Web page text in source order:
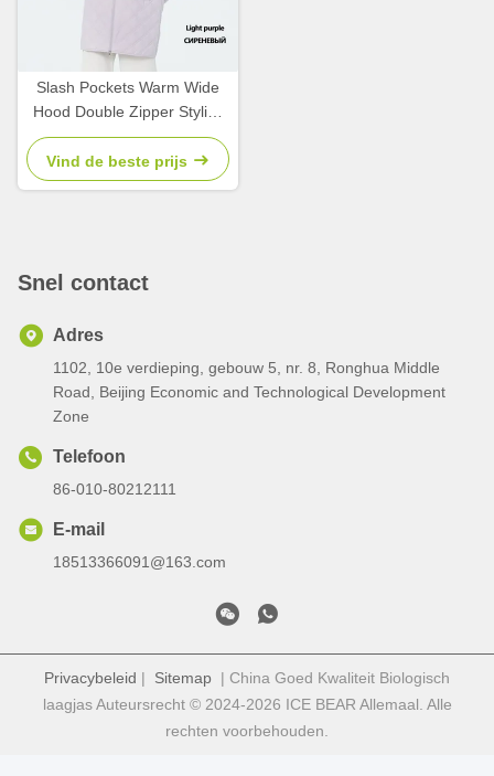
Slash Pockets Warm Wide
Hood Double Zipper Stylish
Lightweight Padded Jacket,
Vind de beste prijs
Snel contact
Adres
1102, 10e verdieping, gebouw 5, nr. 8, Ronghua Middle
Road, Beijing Economic and Technological Development
Zone
Telefoon
86-010-80212111
E-mail
18513366091@163.com
Privacybeleid | Sitemap | China Goed Kwaliteit Biologisch
laagjas Auteursrecht © 2024-2026 ICE BEAR Allemaal. Alle
rechten voorbehouden.